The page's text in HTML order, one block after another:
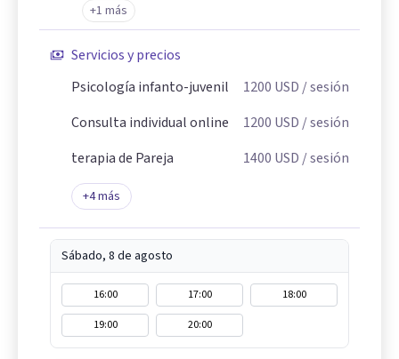
+1 más
Servicios y precios
Psicología infanto-juvenil
1200 USD / sesión
Consulta individual online
1200 USD / sesión
terapia de Pareja
1400 USD / sesión
+4más
Sábado, 8 de agosto
16:00 17:00
18:00
19:00
20:00